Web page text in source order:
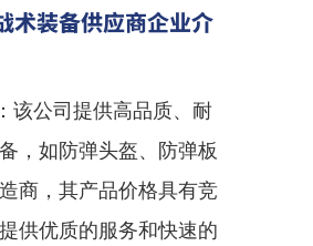
术装备供应商企业介
：该公司提供高品质、耐
，如防弹头盔、防弹板
商，其产品价格具有竞
供优质的服务和快速的